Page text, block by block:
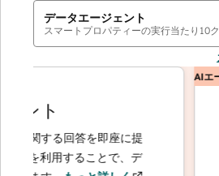
データエージェント
スマートプロパティーの実行当たり 10
ト
する回答を即座に提
利用することで、デ
AIエージ